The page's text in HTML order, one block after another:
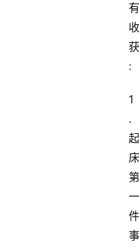
有
收
获
:
1
.
起
床
第
一
件
事